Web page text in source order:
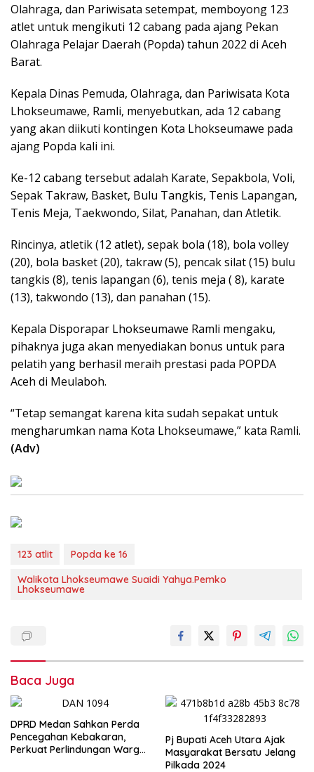
Olahraga, dan Pariwisata setempat, memboyong 123
atlet untuk mengikuti 12 cabang pada ajang Pekan
Olahraga Pelajar Daerah (Popda) tahun 2022 di Aceh
Barat.
Kepala Dinas Pemuda, Olahraga, dan Pariwisata Kota
Lhokseumawe, Ramli, menyebutkan, ada 12 cabang
yang akan diikuti kontingen Kota Lhokseumawe pada
ajang Popda kali ini.
Ke-12 cabang tersebut adalah Karate, Sepakbola, Voli,
Sepak Takraw, Basket, Bulu Tangkis, Tenis Lapangan,
Tenis Meja, Taekwondo, Silat, Panahan, dan Atletik.
Rincinya, atletik (12 atlet), sepak bola (18), bola volley
(20), bola basket (20), takraw (5), pencak silat (15) bulu
tangkis (8), tenis lapangan (6), tenis meja ( 8), karate
(13), takwondo (13), dan panahan (15).
Kepala Disporapar Lhokseumawe Ramli mengaku,
pihaknya juga akan menyediakan bonus untuk para
pelatih yang berhasil meraih prestasi pada POPDA
Aceh di Meulaboh.
“Tetap semangat karena kita sudah sepakat untuk
mengharumkan nama Kota Lhokseumawe,” kata Ramli.
(Adv)
123 atlit
Popda ke 16
Walikota Lhokseumawe Suaidi Yahya.Pemko
Lhokseumawe
Baca Juga
DPRD Medan Sahkan Perda
Pencegahan Kebakaran,
Perkuat Perlindungan Warga
Pj Bupati Aceh Utara Ajak
Masyarakat Bersatu Jelang
Pilkada 2024